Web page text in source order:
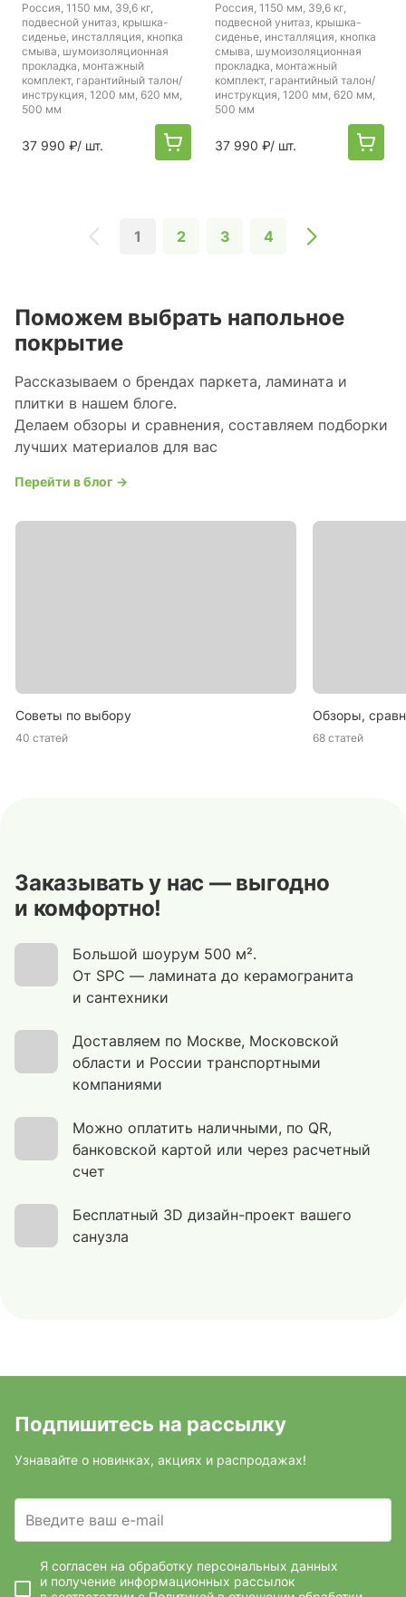
Россия, 1150 мм, 39,6 кг,
подвесной унитаз, крышка-
сиденье, инсталляция, кнопка
смыва, шумоизоляционная
прокладка, монтажный
комплект, гарантийный талон/
инструкция, 1200 мм, 620 мм,
500 мм
37 990 ₽/ шт.
Россия, 1150 мм, 39,6 кг,
подвесной унитаз, крышка-
сиденье, инсталляция, кнопка
смыва, шумоизоляционная
прокладка, монтажный
комплект, гарантийный талон/
инструкция, 1200 мм, 620 мм,
500 мм
37 990 ₽/ шт.
1 2 3 4
Поможем выбрать напольное
покрытие
Рассказываем о брендах паркета, ламината и
плитки в нашем блоге.
Делаем обзоры и сравнения, составляем подборки
лучших материалов для вас
Перейти в блог →
Советы по выбору
40 статей
Обзоры,
68 статей
Заказывать у нас — выгодно
и комфортно!
Большой шоурум 500 м².
От SPC — ламината до керамогранита
и сантехники
Доставляем по Москве, Московской
области и России транспортными
компаниями
Можно оплатить наличными, по QR,
банковской картой или через расчетный
счет
Бесплатный 3D дизайн-проект вашего
санузла
Подпишитесь на рассылку
Узнавайте о новинках, акциях и распродажах!
Введите ваш e-mail
Я согласен на обработку персональных данных
и получение информационных рассылок